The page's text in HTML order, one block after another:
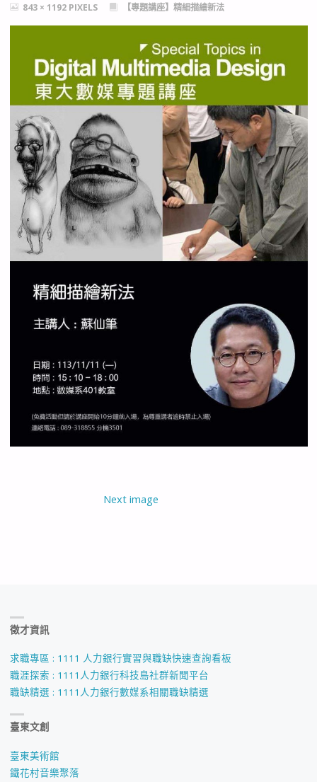
FULL843 × 1192 PIXELS 【專題講座】精細描繪新法
Next image
徵才資訊
求職專區 : 1111 人力銀行實習與職缺快速查詢看板
職涯探索 : 1111人力銀行科技島社群新聞平台
職缺精選 : 1111人力銀行數媒系相關職缺精選
臺東文創
臺東美術館
鐵花村音樂聚落